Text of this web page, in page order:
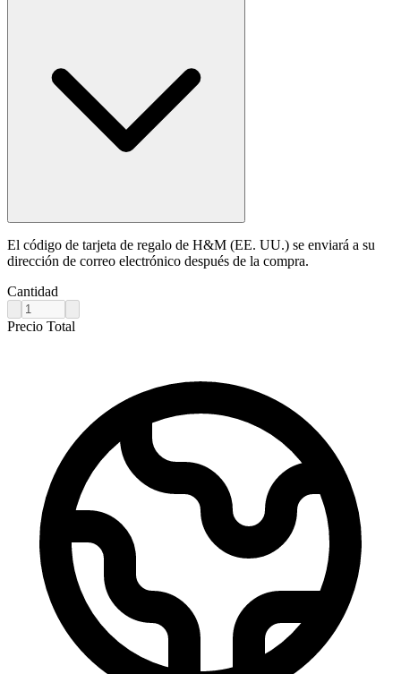
El código de tarjeta de regalo de H&M (EE. UU.) se enviará a su
dirección de correo electrónico después de la compra.
Cantidad
Precio Total